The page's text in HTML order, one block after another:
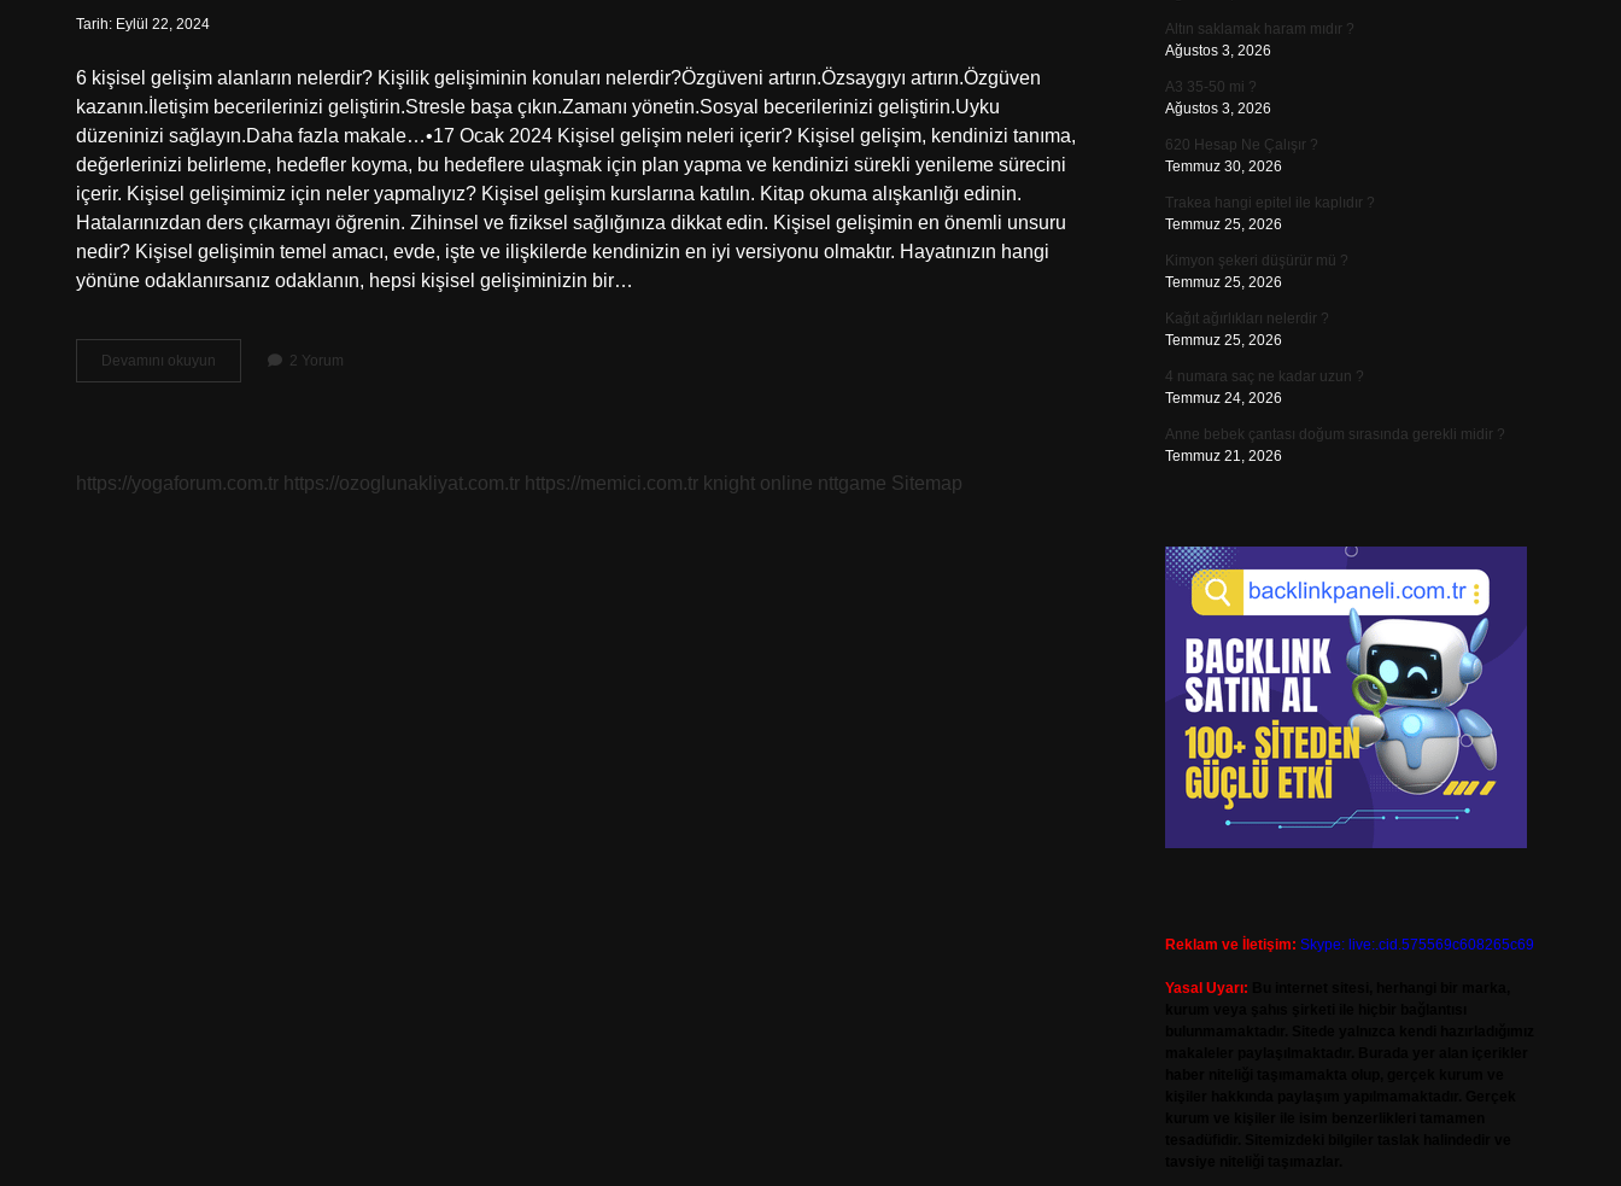
Tarih: Eylül 22, 2024
6 kişisel gelişim alanların nelerdir? Kişilik gelişiminin konuları nelerdir?Özgüveni artırın.Özsaygıyı artırın.Özgüven
kazanın.İletişim becerilerinizi geliştirin.Stresle başa çıkın.Zamanı yönetin.Sosyal becerilerinizi geliştirin.Uyku
düzeninizi sağlayın.Daha fazla makale…•17 Ocak 2024 Kişisel gelişim neleri içerir? Kişisel gelişim, kendinizi tanıma,
değerlerinizi belirleme, hedefler koyma, bu hedeflere ulaşmak için plan yapma ve kendinizi sürekli yenileme sürecini
içerir. Kişisel gelişimimiz için neler yapmalıyız? Kişisel gelişim kurslarına katılın. Kitap okuma alışkanlığı edinin.
Hatalarınızdan ders çıkarmayı öğrenin. Zihinsel ve fiziksel sağlığınıza dikkat edin. Kişisel gelişimin en önemli unsuru
nedir? Kişisel gelişimin temel amacı, evde, işte ve ilişkilerde kendinizin en iyi versiyonu olmaktır. Hayatınızın hangi
yönüne odaklanırsanız odaklanın, hepsi kişisel gelişiminizin bir…
Devamını okuyun
Gelişim
2 Yorum
https://yogaforum.com.tr https://ozoglunakliyat.com.tr https://memici.com.tr knight online nttgame Sitemap
Altın saklamak haram mıdır ?
Ağustos 3, 2026
A3 35-50 mi ?
Ağustos 3, 2026
620 Hesap Ne Çalışır ?
Temmuz 30, 2026
Trakea hangi epitel ile kaplıdır ?
Temmuz 25, 2026
Kimyon şekeri düşürür mü ?
Temmuz 25, 2026
Kağıt ağırlıkları nelerdir ?
Temmuz 25, 2026
4 numara saç ne kadar uzun ?
Temmuz 24, 2026
Anne bebek çantası doğum sırasında gerekli midir ?
Temmuz 21, 2026
Reklam ve İletişim: Skype: live:.cid.575569c608265c69
Yasal Uyarı: